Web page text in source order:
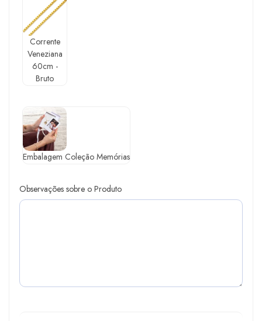
Corrente
Veneziana
60cm -
Bruto
Embalagem Coleção Memórias
Observações sobre o Produto